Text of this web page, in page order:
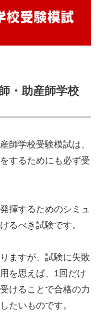
・助産師学校
師学校受験模試は、
するためにも必ず受
揮するためのシミュ
るべき試験です。
ますが、試験に失敗
を思えば、1回だけ
けることで合格の力
たいものです。